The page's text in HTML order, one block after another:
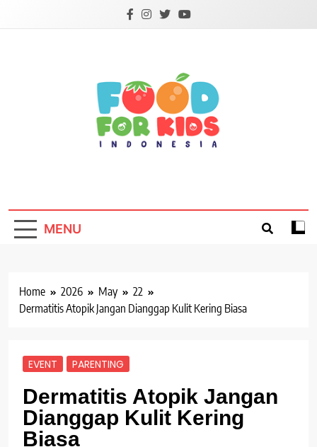
MENU
Home 2026 May
22
Dermatitis Atopik Jangan Dianggap Kulit Kering Biasa
EVENT PARENTING
Dermatitis Atopik Jangan
Dianggap Kulit Kering
Biasa